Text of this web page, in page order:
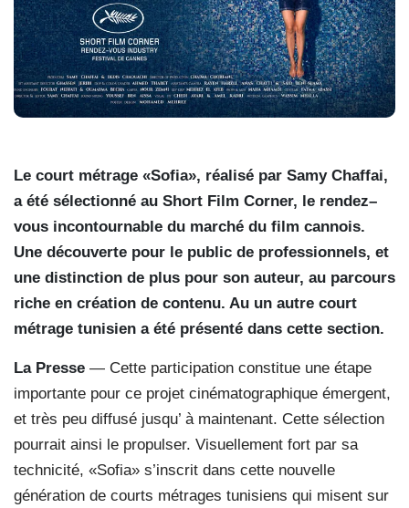
Le court métrage «Sofia», réalisé par Samy Chaffai,
a été sélectionné au Short Film Corner, le rendez–
vous incontournable du marché du film cannois.
Une découverte pour le public de professionnels, et
une distinction de plus pour son auteur, au parcours
riche en création de contenu. Au un autre court
métrage tunisien a été présenté dans cette section.
La Presse — Cette participation constitue une étape
importante pour ce projet cinématographique émergent,
et très peu diffusé jusqu’ à maintenant. Cette sélection
pourrait ainsi le propulser. Visuellement fort par sa
technicité, «Sofia» s’inscrit dans cette nouvelle
génération de courts métrages tunisiens qui misent sur